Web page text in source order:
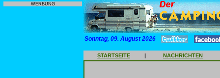
WERBUNG
Sonntag, 09. August 2026
STARTSEITE | NACHRICHTEN